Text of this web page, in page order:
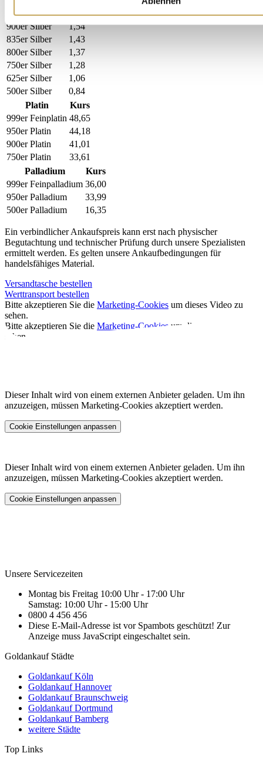
925er Silber
1,59
900er Silber
1,54
835er Silber
1,43
800er Silber
1,37
750er Silber
1,28
625er Silber
1,06
500er Silber
0,84
Platin
Kurs
999er Feinplatin 48,65
950er Platin
44,18
900er Platin
41,01
750er Platin
33,61
Palladium
Kurs
999er Feinpalladium 36,00
950er Palladium
33,99
500er Palladium
16,35
Ein verbindlicher Ankaufspreis kann erst nach physischer
Begutachtung und technischer Prüfung durch unsere Spezialisten
ermittelt werden. Es gelten unsere Ankaufbedingungen für
handelsfähiges Material.
Versandtasche bestellen
Werttransport bestellen
Bitte akzeptieren Sie die Marketing-Cookies um dieses Video zu
sehen.
Bitte akzeptieren Sie die Marketing-Cookies um dieses Video zu
sehen.
Dieser Inhalt wird von einem externen Anbieter geladen. Um ihn
anzuzeigen, müssen Marketing-Cookies akzeptiert werden.
Cookie Einstellungen anpassen
Dieser Inhalt wird von einem externen Anbieter geladen. Um ihn
anzuzeigen, müssen Marketing-Cookies akzeptiert werden.
Cookie Einstellungen anpassen
Unsere Servicezeiten
Montag bis Freitag 10:00 Uhr - 17:00 Uhr
Samstag: 10:00 Uhr - 15:00 Uhr
0800 4 456 456
Diese E-Mail-Adresse ist vor Spambots geschützt! Zur
Anzeige muss JavaScript eingeschaltet sein.
Goldankauf Städte
Goldankauf Köln
Goldankauf Hannover
Goldankauf Braunschweig
Goldankauf Dortmund
Goldankauf Bamberg
weitere Städte
Top Links